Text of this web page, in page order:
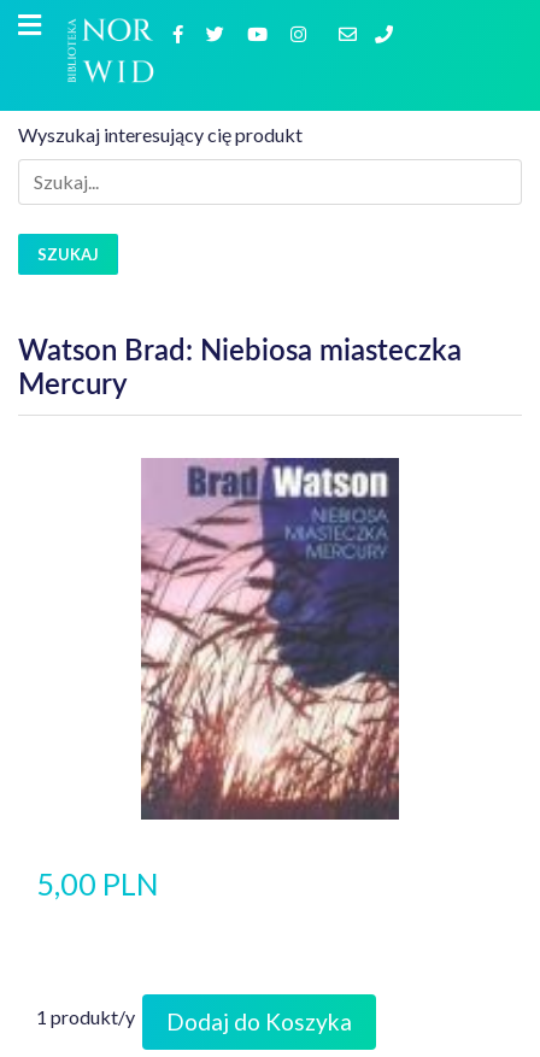
Wyszukaj interesujący cię produkt
SZUKAJ
Watson Brad: Niebiosa miasteczka
Mercury
5,00 PLN
1 produkt/y Dodaj do Koszyka